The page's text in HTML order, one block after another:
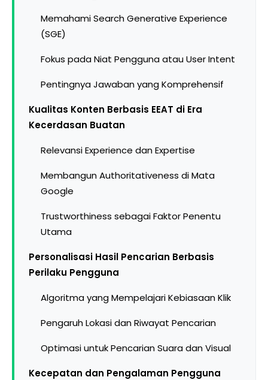
Memahami Search Generative Experience
(SGE)
Fokus pada Niat Pengguna atau User Intent
Pentingnya Jawaban yang Komprehensif
Kualitas Konten Berbasis EEAT di Era
Kecerdasan Buatan
Relevansi Experience dan Expertise
Membangun Authoritativeness di Mata
Google
Trustworthiness sebagai Faktor Penentu
Utama
Personalisasi Hasil Pencarian Berbasis
Perilaku Pengguna
Algoritma yang Mempelajari Kebiasaan Klik
Pengaruh Lokasi dan Riwayat Pencarian
Optimasi untuk Pencarian Suara dan Visual
Kecepatan dan Pengalaman Pengguna